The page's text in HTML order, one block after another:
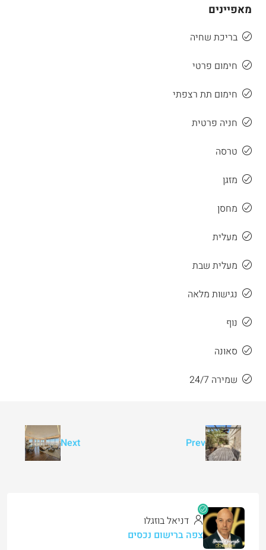
מאפיינים
בריכת שחיה
חימום פרטי
חימום תת רצפתי
חניה פרטית
טרסה
מזגן
מחסן
מעלית
מעלית שבת
נגישות מלאה
נוף
סאונה
שמירה 24/7
Prev
Next
דניאל בוזגלו
צפה ברישום נכסים